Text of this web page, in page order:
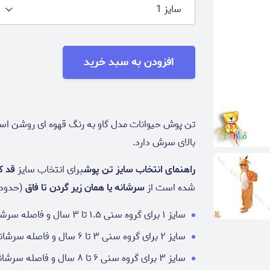
سایز 1
افزودن به سبد خرید
تن پوش حیوانات مدل گاو به رنگ قهوه ای روشن
بالای سرش دارد.
راهنمای انتخاب سایز تن پوشبرای انتخاب سایز قد
شده است از سرشانه یا همان زیر گردن تا فاق
سایز ۱ برای گروه سنی ۱.۵ تا ۳ سال و فاصله سرشانه تا فاق لباس ۴۰ سانتی متر
سایز ۲ برای گروه سنی ۳ تا ۶ سال و فاصله سرشانه تا فاق لباس ۴۸ سانتی متر
سایز ۳ برای گروه سنی ۶ تا ۸ سال و فاصله سرشانه تا فاق لباس ۵۳ سانتی متر